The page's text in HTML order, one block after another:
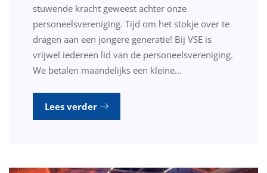
stuwende kracht geweest achter onze
personeelsvereniging. Tijd om het stokje over te
dragen aan een jongere generatie! Bij VSE is
vrijwel iedereen lid van de personeelsvereniging.
We betalen maandelijks een kleine…
Lees verder